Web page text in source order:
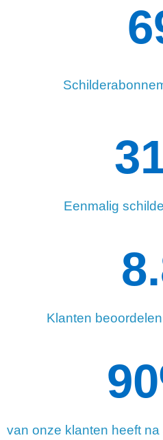
Eenmalig
Klanten
van onze klanten heeft
90